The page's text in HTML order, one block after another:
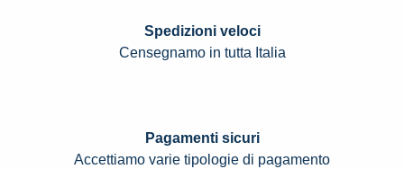
Spedizioni veloci
Censegnamo in tutta Italia
Pagamenti sicuri
Accettiamo varie tipologie di pagamento